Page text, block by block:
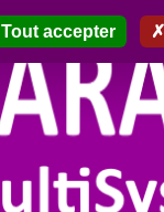
Tout accepter